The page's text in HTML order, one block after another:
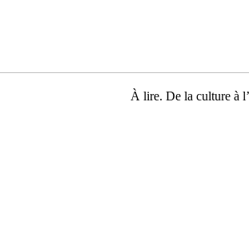
À lire. De la culture à